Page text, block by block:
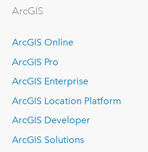
ArcGIS
ArcGIS Online
ArcGIS Pro
ArcGIS Enterprise
ArcGIS Location Platform
ArcGIS Developer
ArcGIS Solutions